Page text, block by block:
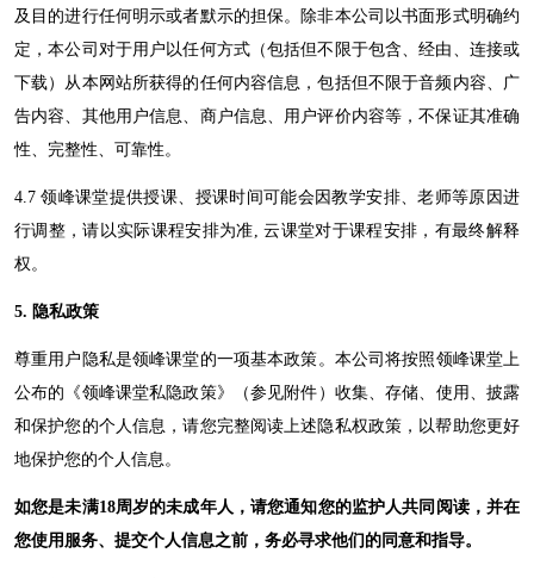
及目的进行任何明示或者默示的担保。除非本公司以书面形式明确约
定，本公司对于用户以任何方式（包括但不限于包含、经由、连接或
下载）从本网站所获得的任何内容信息，包括但不限于音频内容、广
告内容、其他用户信息、商户信息、用户评价内容等，不保证其准确
性、完整性、可靠性。
4.7 领峰课堂提供授课、授课时间可能会因教学安排、老师等原因进
行调整，请以实际课程安排为准, 云课堂对于课程安排，有最终解释
权。
5. 隐私政策
尊重用户隐私是领峰课堂的一项基本政策。本公司将按照领峰课堂上
公布的《领峰课堂私隐政策》（参见附件）收集、存储、使用、披露
和保护您的个人信息，请您完整阅读上述隐私权政策，以帮助您更好
地保护您的个人信息。
如您是未满18周岁的未成年人，请您通知您的监护人共同阅读，并在
您使用服务、提交个人信息之前，务必寻求他们的同意和指导。